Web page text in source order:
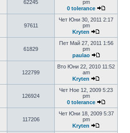
62245
pm
0 tolerance
97611
Чет Юни 30, 2011 2:17
pm
Kryten
61829
Пет Май 27, 2011 1:56
pm
paulao
122799
Вто Юни 22, 2010 11:52
am
Kryten
126924
Чет Ное 12, 2009 5:23
pm
0 tolerance
117206
Чет Юни 18, 2009 5:37
pm
Kryten